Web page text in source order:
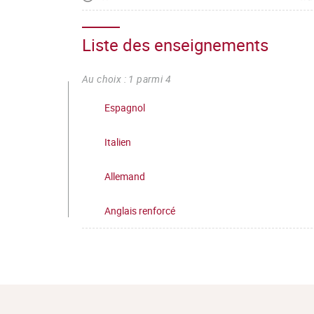
– Mobiliser les connecteurs logiques pour
Liste des enseignements
Au choix : 1 parmi 4
Espagnol
Italien
Allemand
Anglais renforcé